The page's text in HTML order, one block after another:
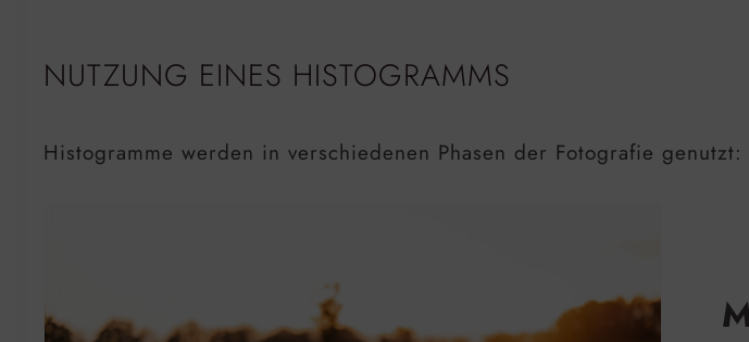
NUTZUNG EINES HISTOGRAMMS
Histogramme werden in verschiedenen Phasen der Fotografie genutzt: